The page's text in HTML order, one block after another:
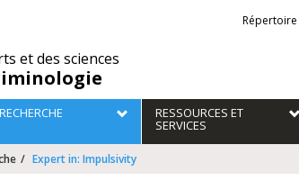
et des sciences
Liens
externes
Répertoire
RESSOURCES ET
SERVICES
Expert in: Impulsivity